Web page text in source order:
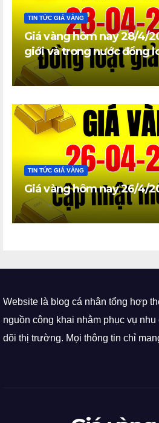
TIN TỨC GIÁ VÀNG
Giá vàng hôm nay 28/4/
giới và trong nước đồng
TIN TỨC GIÁ VÀNG
Giá vàng hôm nay 26/4/
Website là blog cá nhân tổng hợp
nguồn công khai nhằm phục vụ
dõi thị trường. Mọi thông tin chỉ